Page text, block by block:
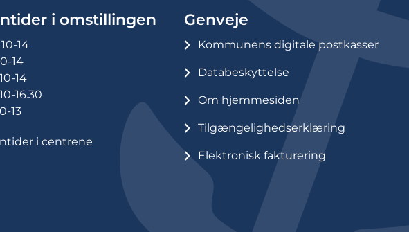
i omstillingen
14
14
14
16.30
13
i centrene
Genveje
Kommunens digitale postkasser
Databeskyttelse
Om hjemmesiden
Tilgængelighedserklæring
Elektronisk fakturering